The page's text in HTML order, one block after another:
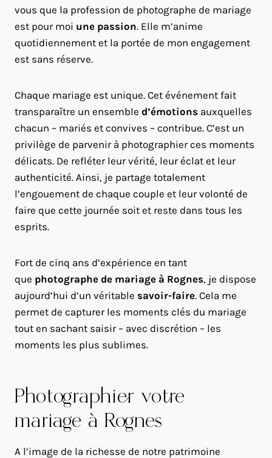
vous que la profession de photographe de mariage
est pour moi une passion. Elle m’anime
quotidiennement et la portée de mon engagement
est sans réserve.
Chaque mariage est unique. Cet événement fait
transparaître un ensemble d’émotions auxquelles
chacun – mariés et convives – contribue. C’est un
privilège de parvenir à photographier ces moments
délicats. De refléter leur vérité, leur éclat et leur
authenticité. Ainsi, je partage totalement
l’engouement de chaque couple et leur volonté de
faire que cette journée soit et reste dans tous les
esprits.
Fort de cinq ans d’expérience en tant
que photographe de mariage à Rognes, je dispose
aujourd’hui d’un véritable savoir-faire. Cela me
permet de capturer les moments clés du mariage
tout en sachant saisir – avec discrétion – les
moments les plus sublimes.
Photographier votre
mariage à Rognes
A l’image de la richesse de notre patrimoine